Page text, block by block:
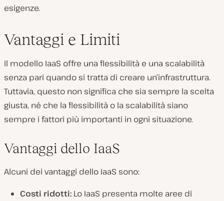
esigenze.
Vantaggi e Limiti
Il modello IaaS offre una flessibilità e una scalabilità
senza pari quando si tratta di creare un’infrastruttura.
Tuttavia, questo non significa che sia sempre la scelta
giusta, né che la flessibilità o la scalabilità siano
sempre i fattori più importanti in ogni situazione.
Vantaggi dello IaaS
Alcuni dei vantaggi dello IaaS sono:
Costi ridotti: Lo IaaS presenta molte aree di